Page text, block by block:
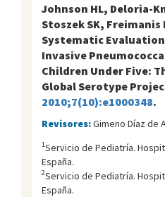
Johnson HL, Deloria-
Stoszek SK, Freimanis
Systematic
Invasive
Children Under Five:
Global Serotype
2010;7(10):e1000348.
Revisores:Gimeno Díaz de
1Servicio de Pediatría.
España.
2Servicio de Pediatría.
España.